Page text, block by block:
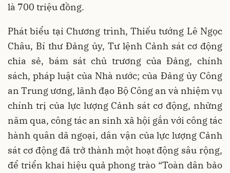
là 700 triệu đồng.
Phát biểu tại Chương trình, Thiếu tướng Lê Ngọc
Châu, Bí thư Đảng ủy, Tư lệnh Cảnh sát cơ động
chia sẻ, bám sát chủ trương của Đảng, chính
sách, pháp luật của Nhà nước; của Đảng ủy Công
an Trung ương, lãnh đạo Bộ Công an và nhiệm vụ
chính trị của lực lượng Cảnh sát cơ động, những
năm qua, công tác an sinh xã hội gắn với công tác
hành quân dã ngoại, dân vận của lực lượng Cảnh
sát cơ động đã trở thành một hoạt động sâu rộng,
để triển khai hiệu quả phong trào “Toàn dân bảo